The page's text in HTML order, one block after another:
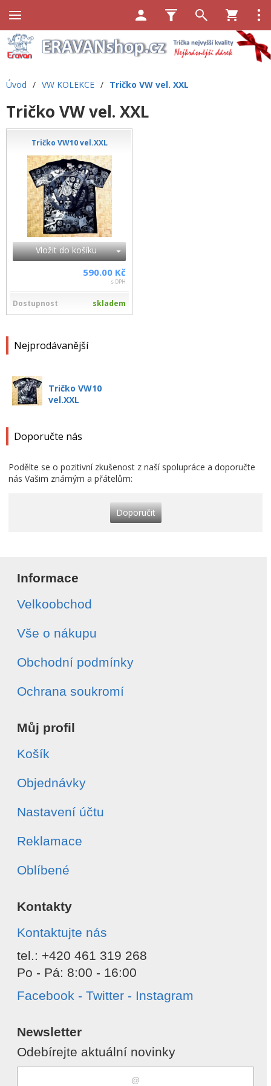
Nejprodávanější
Tričko VW10
vel.XXL
Doporučte nás
Podělte se o pozitivní zkušenost z naší spolupráce a doporučte
nás Vašim známým a přátelům:
Doporučit
Úvod / VW KOLEKCE / Tričko VW vel. XXL
Tričko VW vel. XXL
Tričko VW10 vel.XXL
Vložit do košíku
590.00 Kč
s DPH
Dostupnost skladem
Informace
Velkoobchod
Vše o nákupu
Obchodní podmínky
Ochrana soukromí
Můj profil
Košík
Objednávky
Nastavení účtu
Reklamace
Oblíbené
Kontakty
Kontaktujte nás
tel.: +420 461 319 268
Po - Pá: 8:00 - 16:00
Facebook - Twitter - Instagram
Newsletter
Odebírejte aktuální novinky